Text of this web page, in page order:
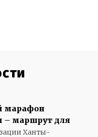
марафон
– маршрут для
Ханты-